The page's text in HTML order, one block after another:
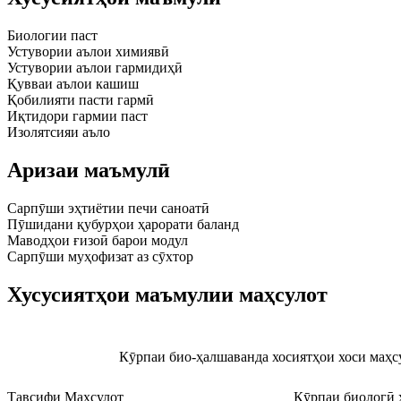
Биологии паст
Устувории аълои химиявӣ
Устувории аълои гармидиҳӣ
Қувваи аълои кашиш
Қобилияти пасти гармӣ
Иқтидори гармии паст
Изолятсияи аъло
Аризаи маъмулӣ
Сарпӯши эҳтиётии печи саноатӣ
Пӯшидани қубурҳои ҳарорати баланд
Маводҳои ғизоӣ барои модул
Сарпӯши муҳофизат аз сӯхтор
Хусусиятҳои маъмулии маҳсулот
Кӯрпаи био-ҳалшаванда хосиятҳои хоси
Тавсифи Маҳсулот
Кӯрпаи биологӣ